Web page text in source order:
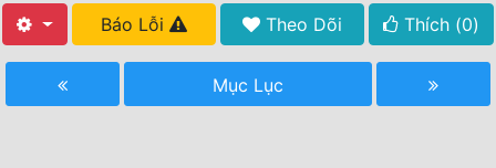
Tất Cả Báo Lỗi Theo Dõi Thích (0)
Mục Lục